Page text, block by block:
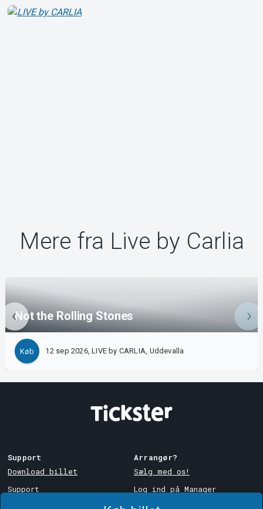
Mere fra Live by Carlia
Not the Rolling Stones
Køb 12 sep 2026, LIVE by CARLIA, Uddevalla
Support
Download billet
Support
Arrangør?
Sælg med os!
Log ind på Manager
System Support